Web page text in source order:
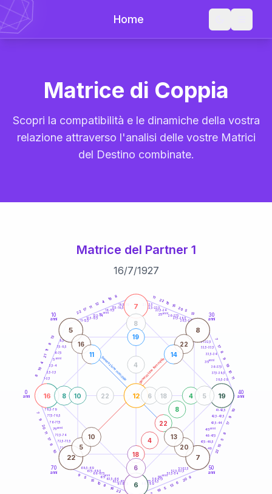
Home
Matrice di Coppia
Scopri la compatibilità e le dinamiche della vostra
relazione attraverso l'analisi delle vostre Matrici
del Destino combinate.
Matrice del Partner 1
16/7/1927
generazione maschile generazione femminile
0
anni
10
anni
30
anni
40
anni
50
anni
70
anni
1-2,5
2,5-3,5
3,5-4
6-7,5
7,5-8,5
8,5-9
11-12,5
12,5-13,5
13,5-14
16-17,5
17,5-18,5
18,5-19
21-22,5
22,5-23,5
23,5-24
26-27,5
27,5-28,5
28,5-29
31-32,5
32,5-33,5
33,5-34
36-37,5
37,5-38,5
38,5-39
41-42,5
42,5-43,5
43,5-44
46-47,5
47,5-48,5
48,5-49
51-52,5
52,5-53,5
53,5-54
56-57,5
57,5-58,5
58,5-59
61-62,5
62,5-63,5
63,5-64
66-67,5
67,5-68,5
68,5-69
71-72,5
72,5-73,5
73,5-74
76-77,5
77,5-78,5
78,5-79
8
10
4
21
11
8
13
22 17
11
12
4
19 8 11
22 10
15
20 5
13
7
17
8
9
19
10
11
10
9
17
8
5
15
22
9
20
6
13
5
19
22
16
8
10
15
5
9
10
6
17
11
20
9
7
16
7
19
6
12
5 8
22 7
18
4
22
8
4
8
8
5
6
10
19
6 18
22
4
16
11
22
14
5
10
20
13
5anni
15 anni 25anni
35anni
45anni
55anni
65anni
75anni